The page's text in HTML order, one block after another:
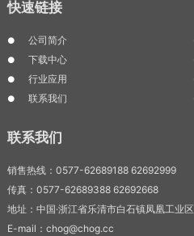
快速链接
公司简介
下载中心
行业应用
联系我们
联系我们
销售热线：0577-62689188 62692999
传真：0577-62689388 62692668
地址：中国·浙江省乐清市白石镇凤凰工业区
E-mail：chog@chog.cc